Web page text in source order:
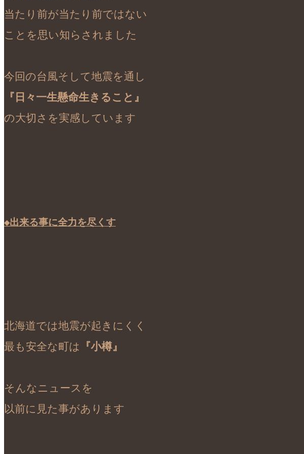
当たり前が当たり前ではない
ことを思い知らされました
『日々一生懸命生きること』
の大切さを実感しています
◆出来る事に全力を尽くす
北海道では地震が起きにくく
最も安全な町は
『小樽』
そんなニュースを
以前に見た事があります